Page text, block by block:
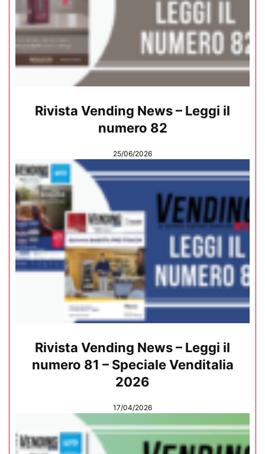
Rivista Vending News – Leggi il
numero 82
25/06/2026
Rivista Vending News – Leggi il
numero 81 – Speciale Venditalia
2026
17/04/2026